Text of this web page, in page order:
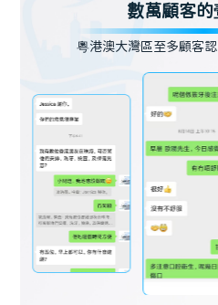
數萬顧客
粵港澳大灣區至多顧客